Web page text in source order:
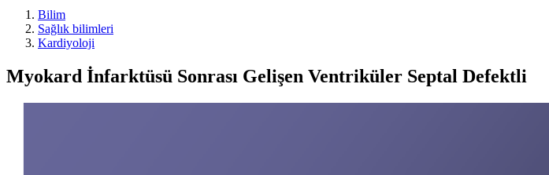
Bilim
Sağlık bilimleri
Kardiyoloji
Myokard İnfarktüsü Sonrası Gelişen Ventriküler Septal Defektli